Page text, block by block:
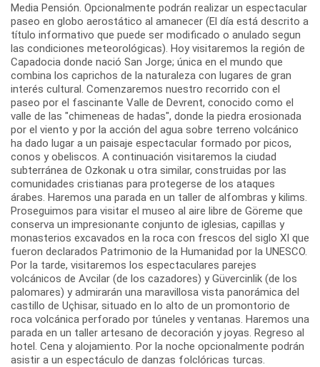
Media Pensión. Opcionalmente podrán realizar un espectacular
paseo en globo aerostático al amanecer (El día está descrito a
título informativo que puede ser modificado o anulado segun
las condiciones meteorológicas). Hoy visitaremos la región de
Capadocia donde nació San Jorge; única en el mundo que
combina los caprichos de la naturaleza con lugares de gran
interés cultural. Comenzaremos nuestro recorrido con el
paseo por el fascinante Valle de Devrent, conocido como el
valle de las "chimeneas de hadas", donde la piedra erosionada
por el viento y por la acción del agua sobre terreno volcánico
ha dado lugar a un paisaje espectacular formado por picos,
conos y obeliscos. A continuación visitaremos la ciudad
subterránea de Ozkonak u otra similar, construidas por las
comunidades cristianas para protegerse de los ataques
árabes. Haremos una parada en un taller de alfombras y kilims.
Proseguimos para visitar el museo al aire libre de Göreme que
conserva un impresionante conjunto de iglesias, capillas y
monasterios excavados en la roca con frescos del siglo XI que
fueron declarados Patrimonio de la Humanidad por la UNESCO.
Por la tarde, visitaremos los espectaculares parejes
volcánicos de Avcilar (de los cazadores) y Güvercinlik (de los
palomares) y admirarán una maravillosa vista panorámica del
castillo de Uçhisar, situado en lo alto de un promontorio de
roca volcánica perforado por túneles y ventanas. Haremos una
parada en un taller artesano de decoración y joyas. Regreso al
hotel. Cena y alojamiento. Por la noche opcionalmente podrán
asistir a un espectáculo de danzas folclóricas turcas.